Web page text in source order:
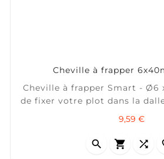
Cheville à frapper
Cheville à frapper Smart - Ø6 x 40
de fixer votre plot dans la dalle béton.
boîte de 200
9,59 €Prix
  